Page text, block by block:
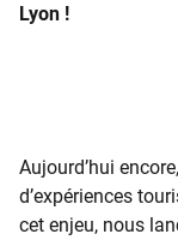
Lyon !
Aujourd’hui
d’expériences
cet enjeu, nous